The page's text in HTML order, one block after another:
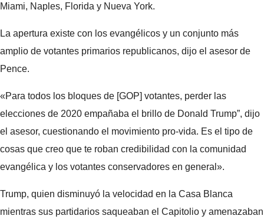
Miami, Naples, Florida y Nueva York.
La apertura existe con los evangélicos y un conjunto más
amplio de votantes primarios republicanos, dijo el asesor de
Pence.
«Para todos los bloques de [GOP] votantes, perder las
elecciones de 2020 empañaba el brillo de Donald Trump”, dijo
el asesor, cuestionando el movimiento pro-vida. Es el tipo de
cosas que creo que te roban credibilidad con la comunidad
evangélica y los votantes conservadores en general».
Trump, quien disminuyó la velocidad en la Casa Blanca
mientras sus partidarios saqueaban el Capitolio y amenazaban